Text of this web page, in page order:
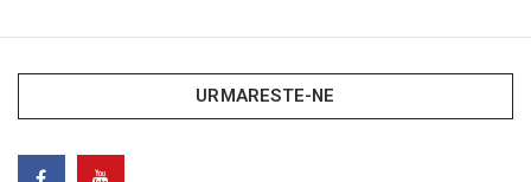
URMARESTE-NE